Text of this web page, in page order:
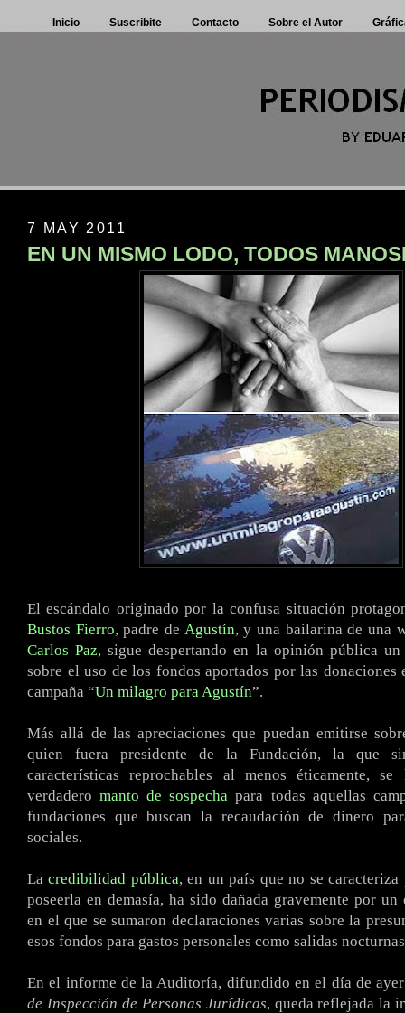
Inicio Suscribite Contacto Sobre el Autor
7 MAY 2011
EN UN MISMO LODO, TODOS
El escándalo originado por la confusa situación
Bustos Fierro, padre de Agustín, y una bailarina de una
Carlos Paz, sigue despertando en la opinión pública un
sobre el uso de los fondos aportados por las donaciones
campaña “Un milagro para Agustín”.
Más allá de las apreciaciones que puedan emitirse
quien fuera presidente de la Fundación, la que
características reprochables al menos éticamente,
verdaderomanto de sospecha para todas aquellas
fundaciones que buscan la recaudación de dinero
sociales.
Lacredibilidad pública, en un país que no se caracteriza
poseerla en demasía, ha sido dañada gravemente por
en el que se sumaron declaraciones varias sobre la
esos fondos para gastos personales como salidas
En el informe de la Auditoría, difundido en el día de
de Inspección de Personas Jurídicas, queda reflejada la